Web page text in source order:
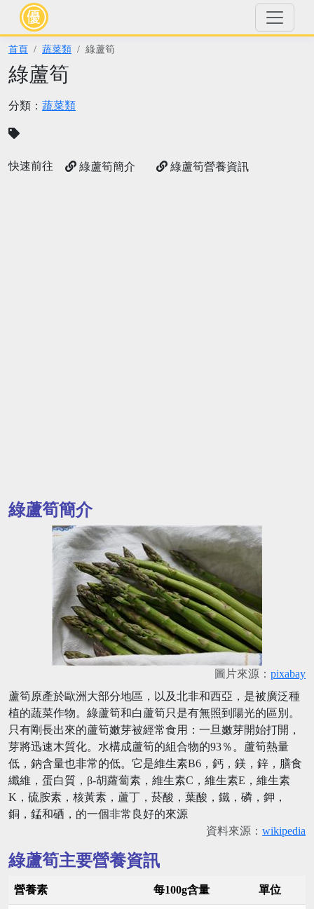
首頁 蔬菜類 綠蘆筍
綠蘆筍
分類： 蔬菜類
快速前往 綠蘆筍簡介 綠蘆筍營養資訊
綠蘆筍簡介
圖片來源： pixabay
蘆筍原產於歐洲大部分地區，以及北非和西亞，是被廣泛種
植的蔬菜作物。綠蘆筍和白蘆筍只是有無照到陽光的區別。
只有剛長出來的蘆筍嫩芽被經常食用：一旦嫩芽開始打開，
芽將迅速木質化。水構成蘆筍的組合物的93％。蘆筍熱量
低，鈉含量也非常的低。它是維生素B6，鈣，鎂，鋅，膳食
纖維，蛋白質，β-胡蘿蔔素，維生素C，維生素E，維生素
K，硫胺素，核黃素，蘆丁，菸酸，葉酸，鐵，磷，鉀，
銅，錳和硒，的一個非常良好的來源
資料來源： wikipedia
綠蘆筍主要營養資訊
營養素 每100g含量 單位